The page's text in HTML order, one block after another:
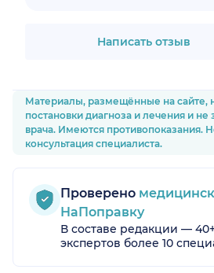
Написать отзыв
Материалы, размещённые на сайте,
постановки диагноза и лечения и
врача. Имеются противопоказания.
консультация специалиста.
Проверено
НаПоправку
В составе редакции —
экспертов более 10